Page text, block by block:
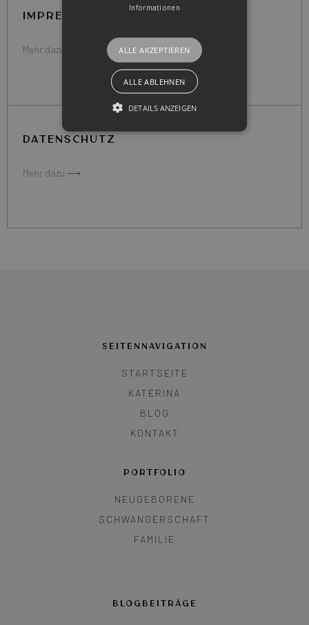
IMPRESSUM
Mehr dazu ⟶
DATENSCHUTZ
Mehr dazu ⟶
SEITENNAVIGATION
STARTSEITE
KATERINA
BLOG
KONTAKT
PORTFOLIO
NEUGEBORENE
SCHWANGERSCHAFT
FAMILIE
BLOGBEITRÄGE
Informationen
ALLE AKZEPTIEREN
ALLE ABLEHNEN
DETAILS ANZEIGEN